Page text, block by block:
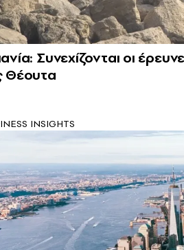
Συνεχίζονται οι
Θέουτα
INSIGHTS